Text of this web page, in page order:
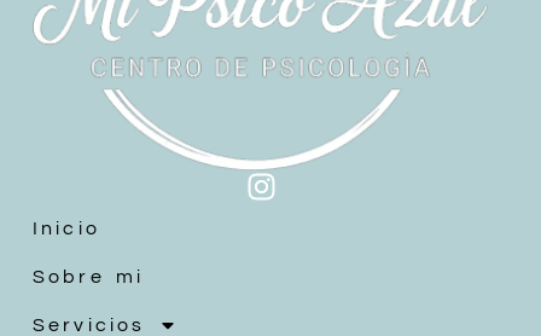
Inicio
Sobre mi
Servicios